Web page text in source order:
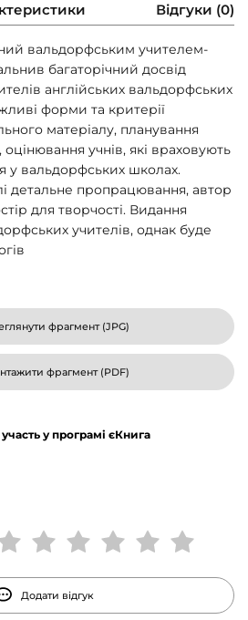
Відгуки (0)
вальдорфським учителем-
багаторічний досвід
англійських вальдорфських
форми та критерії
матеріалу, планування
учнів, які враховують
у вальдорфських школах.
детальне пропрацювання, автор
для творчості. Видання
учителів, однак буде
фрагмент (JPG)
фрагмент (PDF)
у програмі єКнига
Додати відгук